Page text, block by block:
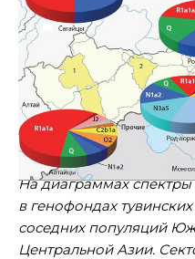
На диаграммах
в генофондах
соседних популяций
Центральной Азии.